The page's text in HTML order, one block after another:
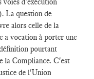
La question de
alors celle de la
vocation à porter une
pourtant
la Compliance. C'est
de l'Union